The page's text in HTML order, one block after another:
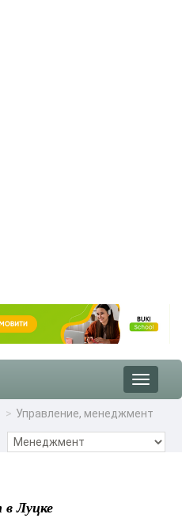
Toggle
Управление, менеджмент
Луцке